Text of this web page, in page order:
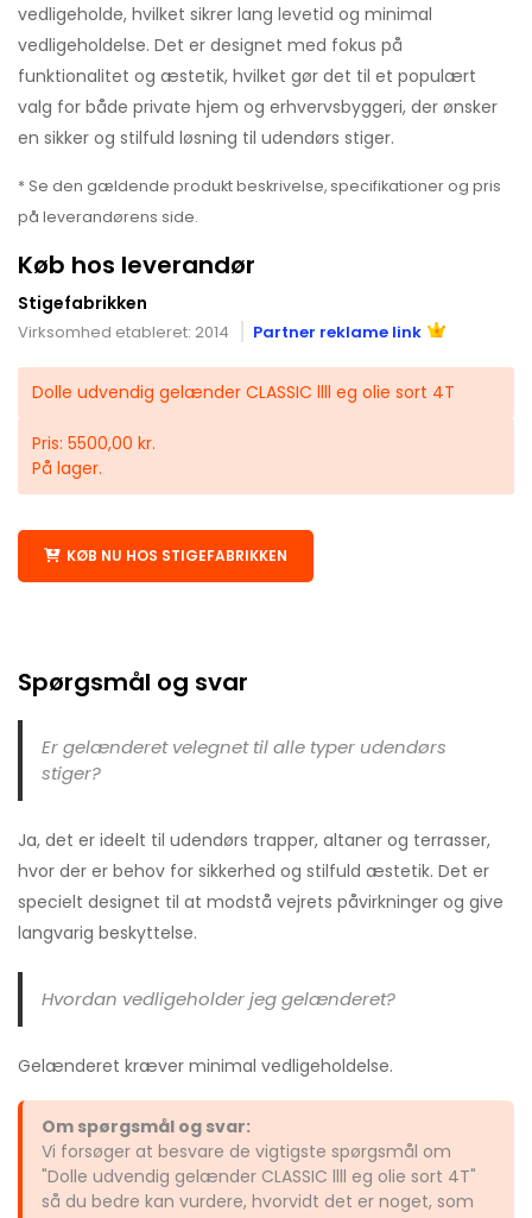
vedligeholde, hvilket sikrer lang levetid og minimal
vedligeholdelse. Det er designet med fokus på
funktionalitet og æstetik, hvilket gør det til et populært
valg for både private hjem og erhvervsbyggeri, der ønsker
en sikker og stilfuld løsning til udendørs stiger.
* Se den gældende produkt beskrivelse, specifikationer og pris
på leverandørens side.
Køb hos leverandør
Stigefabrikken
Virksomhed etableret: 2014 Partner reklame link
Dolle udvendig gelænder CLASSIC llll eg olie sort 4T
Pris: 5500,00 kr.
På lager.
KØB NU HOS STIGEFABRIKKEN
Spørgsmål og svar
Er gelænderet velegnet til alle typer udendørs
stiger?
Ja, det er ideelt til udendørs trapper, altaner og terrasser,
hvor der er behov for sikkerhed og stilfuld æstetik. Det er
specielt designet til at modstå vejrets påvirkninger og give
langvarig beskyttelse.
Hvordan vedligeholder jeg gelænderet?
Gelænderet kræver minimal vedligeholdelse.
Om spørgsmål og svar:
Vi forsøger at besvare de vigtigste spørgsmål om
"Dolle udvendig gelænder CLASSIC llll eg olie sort 4T"
så du bedre kan vurdere, hvorvidt det er noget, som